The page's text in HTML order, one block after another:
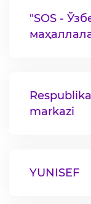
"SOS -
markazi
YUNISEF